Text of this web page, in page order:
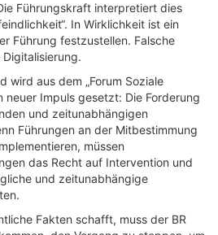
Führungskraft interpretiert dies
In Wirklichkeit ist ein
Führung festzustellen. Falsche
wird aus dem „Forum Soziale
neuer Impuls gesetzt: Die Forderung
und zeitunabhängigen
Führungen an der Mitbestimmung
müssen
das Recht auf Intervention und
und zeitunabhängige
Fakten schafft, muss der BR